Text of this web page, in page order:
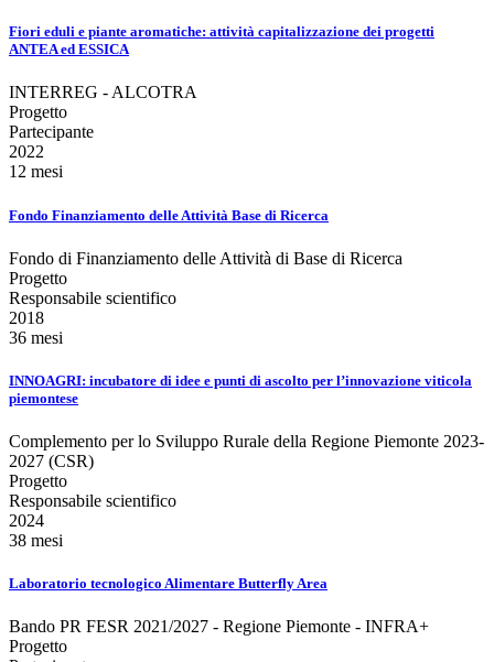
Fiori eduli e piante aromatiche: attività capitalizzazione dei progetti
ANTEA ed ESSICA
INTERREG - ALCOTRA
Progetto
Partecipante
2022
12 mesi
Fondo Finanziamento delle Attività Base di Ricerca
Fondo di Finanziamento delle Attività di Base di Ricerca
Progetto
Responsabile scientifico
2018
36 mesi
INNOAGRI: incubatore di idee e punti di ascolto per l’innovazione viticola
piemontese
Complemento per lo Sviluppo Rurale della Regione Piemonte 2023-
2027 (CSR)
Progetto
Responsabile scientifico
2024
38 mesi
Laboratorio tecnologico Alimentare Butterfly Area
Bando PR FESR 2021/2027 - Regione Piemonte - INFRA+
Progetto